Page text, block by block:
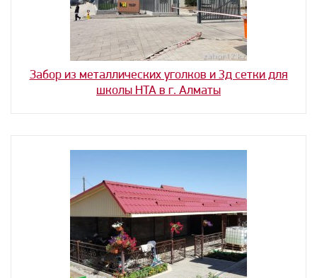
Забор из металлических уголков и 3д сетки для
школы HTA в г. Алматы